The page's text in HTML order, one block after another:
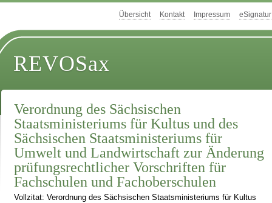
Übersicht Kontakt Impressum eSignatur
REVOSax
Verordnung des Sächsischen
Staatsministeriums für Kultus und des
Sächsischen Staatsministeriums für
Umwelt und Landwirtschaft zur Änderung
prüfungsrechtlicher Vorschriften für
Fachschulen und Fachoberschulen
Vollzitat: Verordnung des Sächsischen Staatsministeriums für Kultus